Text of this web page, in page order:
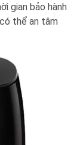
gian bảo hành
thể an tâm